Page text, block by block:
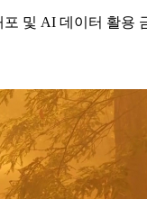
포 및 AI 데이터 활용